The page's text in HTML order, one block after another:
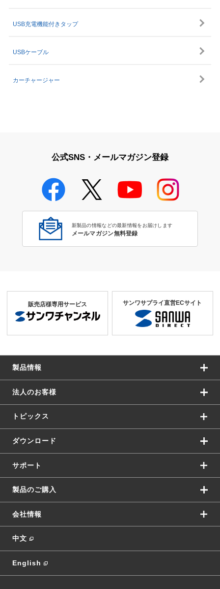
USB充電機能付きタップ
USBケーブル
カーチャージャー
公式SNS・メールマガジン登録
新製品の情報などの最新情報をお届けします
メールマガジン無料登録
販売店様専用サービス サンワサプライ直営ECサイト
製品情報
法人のお客様
トピックス
ダウンロード
サポート
製品のご購入
会社情報
中文
English